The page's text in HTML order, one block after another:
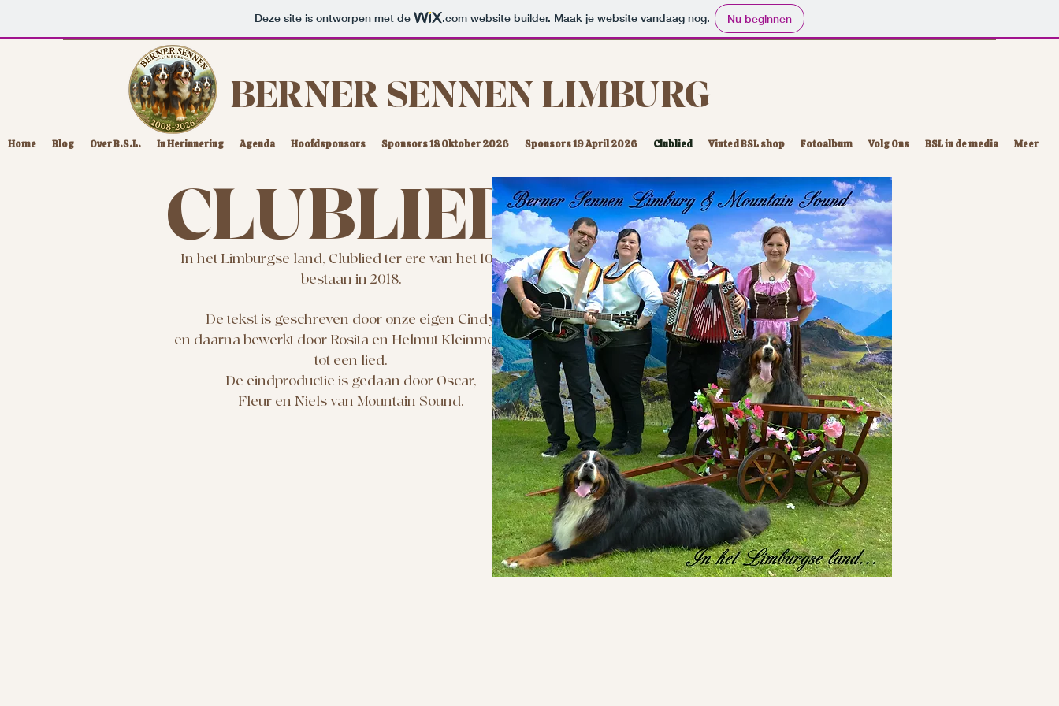
Deze site is ontworpen met de .com website builder. Maak je website vandaag nog. Nu beginnen
BERNER SENNEN LIMBURG
Home Blog Over B.S.L. In Herinnering Agenda Hoofdsponsors Sponsors 18 Oktober 2026 Sponsors 19 April 2026 Clublied Vinted BSL shop Fotoalbum Volg Ons BSL in de media Meer
CLUBLIED
In het Limburgse land, Clublied ter ere van het 10jarig
bestaan in 2018.
De tekst is geschreven door onze eigen Cindy
en daarna bewerkt door Rosita en Helmut Kleinmenting
tot een lied.
De eindproductie is gedaan door Oscar,
Fleur en Niels van Mountain Sound.